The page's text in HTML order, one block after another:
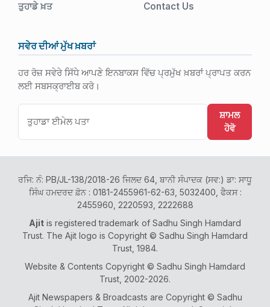
ਤੁਹਾਡੇ ਖ਼ਤ
Contact Us
ਸਵੇਰ ਦੀਆਂ ਮੁੱਖ ਖ਼ਬਰਾਂ
ਹਰ ਰੋਜ਼ ਸਵੇਰੇ ਸਿੱਧੇ ਆਪਣੇ ਇਨਬਾਕਸ ਵਿੱਚ ਪ੍ਰਮੁੱਖ ਖ਼ਬਰਾਂ ਪ੍ਰਾਪਤ ਕਰਨ
ਲਈ ਸਬਸਕ੍ਰਾਈਬ ਕਰੋ।
ਸ਼ਾਮਲ
ਹੋਵੋ
ਰਜਿ: ਨੰ: PB/JL-138/2018-26 ਜਿਲਦ 64, ਬਾਨੀ ਸੰਪਾਦਕ (ਸਵ:) ਡਾ: ਸਾਧੂ
ਸਿੰਘ ਹਮਦਰਦ ਫ਼ੋਨ : 0181-2455961-62-63, 5032400, ਫੈਕਸ :
2455960, 2220593, 2222688
Ajit is registered trademark of Sadhu Singh Hamdard
Trust. The Ajit logo is Copyright © Sadhu Singh Hamdard
Trust, 1984.
Website & Contents Copyright © Sadhu Singh Hamdard
Trust, 2002-2026.
Ajit Newspapers & Broadcasts are Copyright © Sadhu